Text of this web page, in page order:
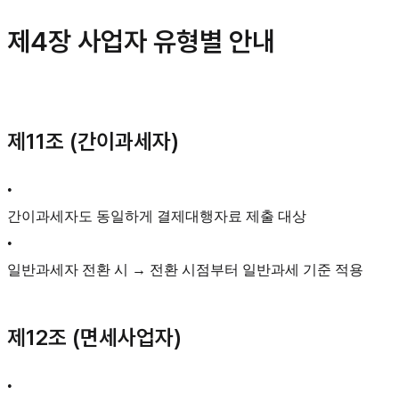
제4장 사업자 유형별 안내
제11조 (간이과세자)
•
간이과세자도 동일하게 결제대행자료 제출 대상
•
일반과세자 전환 시 → 전환 시점부터 일반과세 기준 적용
제12조 (면세사업자)
•